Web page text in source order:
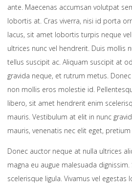
ante. Maecenas accumsan volutpat
lobortis at. Cras viverra, nisi id porta
lacus, sit amet lobortis turpis neque
ultrices nunc vel hendrerit. Duis mollis
tellus suscipit ac. Aliquam suscipit at
gravida neque, et rutrum metus.
non mollis eros molestie id.
libero, sit amet hendrerit enim
mauris. Vestibulum at elit in nunc
mauris, venenatis nec elit eget,
Donec auctor neque at nulla ultrices
magna eu augue malesuada
scelerisque ligula. Vivamus vel egestas